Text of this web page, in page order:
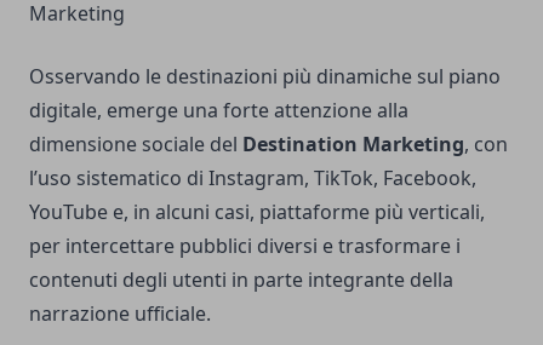
Marketing
Osservando le destinazioni più dinamiche sul piano
digitale, emerge una forte attenzione alla
dimensione sociale del Destination Marketing, con
l’uso sistematico di Instagram, TikTok, Facebook,
YouTube e, in alcuni casi, piattaforme più verticali,
per intercettare pubblici diversi e trasformare i
contenuti degli utenti in parte integrante della
narrazione ufficiale.